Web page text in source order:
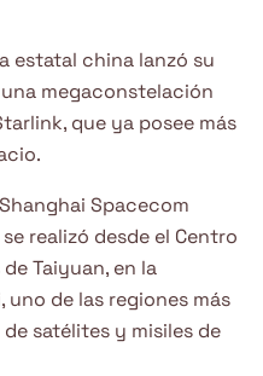
estatal china lanzó su
megaconstelación
que ya posee más
Spacecom
realizó desde el Centro
Taiyuan, en la
de las regiones más
satélites y misiles de